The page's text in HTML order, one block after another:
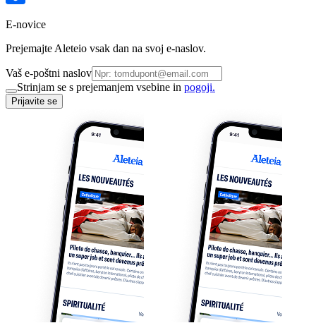
E-novice
Prejemajte Aleteio vsak dan na svoj e-naslov.
Vaš e-poštni naslov
Strinjam se s prejemanjem vsebine in pogoji.
Prijavite se